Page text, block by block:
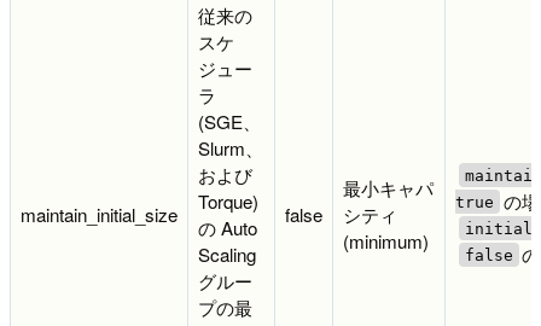
maintain_initial_size
従来の
スケ
ジュー
ラ
(SGE、
Slurm、
および
Torque)
の Auto
Scaling
グルー
プの最
false
最小キャパ
シティ
(minimum)
true の
false